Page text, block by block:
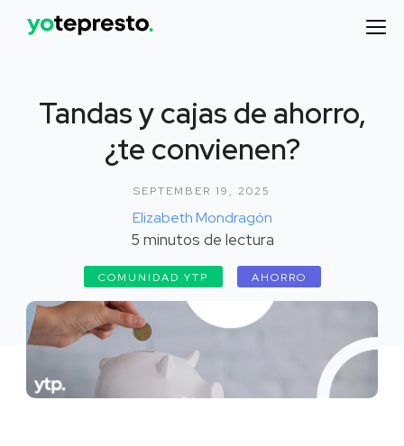
Tandas y cajas de ahorro,
¿te convienen?
SEPTEMBER 19, 2025
Elizabeth Mondragón
5 minutos de lectura
COMUNIDAD YTP AHORRO